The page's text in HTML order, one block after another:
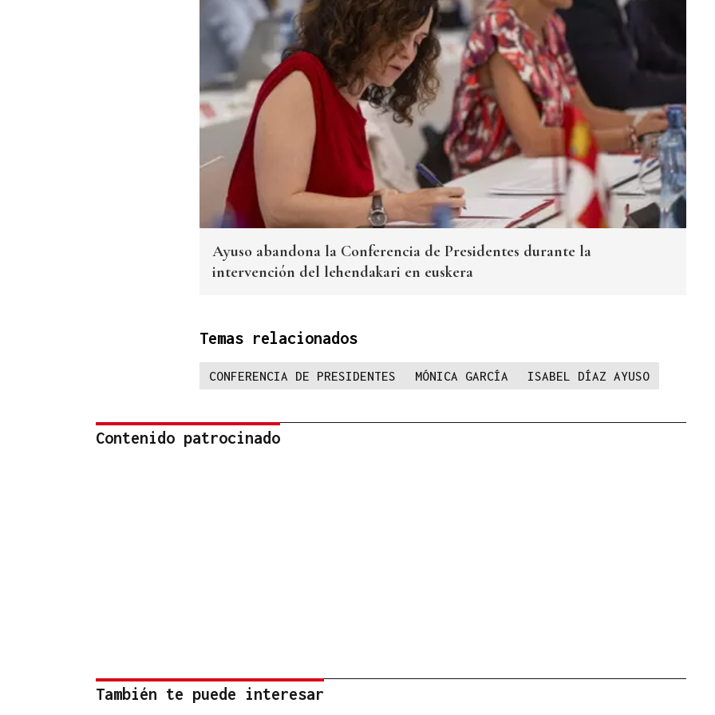
Ayuso abandona la Conferencia de Presidentes durante la
intervención del lehendakari en euskera
Temas relacionados
CONFERENCIA DE PRESIDENTES MÓNICA GARCÍA ISABEL DÍAZ AYUSO
Contenido patrocinado
También te puede interesar